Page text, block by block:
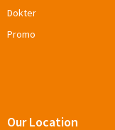
Dokter
Promo
Our Location